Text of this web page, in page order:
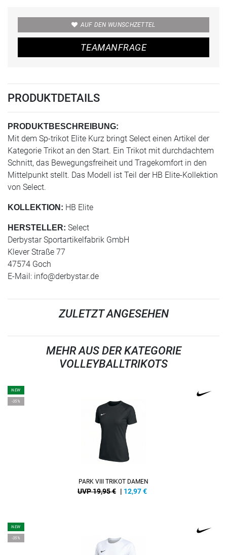
AUF DEN WUNSCHZETTEL
TEAMANFRAGE
PRODUKTDETAILS
PRODUKTBESCHREIBUNG:
Mit dem Sp-trikot Elite Kurz bringt Select einen Artikel der
Kategorie Trikot an den Start. Ein Trikot mit durchdachtem
Schnitt, das Bewegungsfreiheit und Tragekomfort in den
Mittelpunkt stellt. Das Modell ist Teil der HB Elite-Kollektion
von Select.
KOLLEKTION: HB Elite
HERSTELLER: Select
Derbystar Sportartikelfabrik GmbH
Klever Straße 77
47574 Goch
E-Mail: info@derbystar.de
ZULETZT ANGESEHEN
MEHR AUS DER KATEGORIE
VOLLEYBALLTRIKOTS
NEW
-35%
PARK VIII TRIKOT DAMEN
UVP 19,95 € | 12,97€
NEW
-35%